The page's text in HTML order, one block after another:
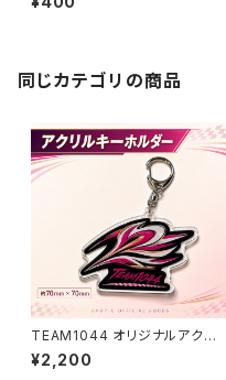
同じカテゴリの商品
TEAM1044 オリジナルアクリ
ルキーホルダー｜約70mm×7
0mm
¥2,200